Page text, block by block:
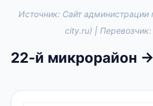
Источник: Сайт администрации
city.ru) |
22-й микрорайон